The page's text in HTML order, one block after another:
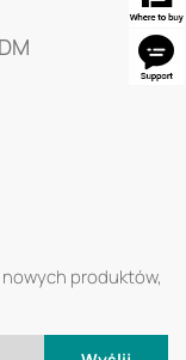
produktów,